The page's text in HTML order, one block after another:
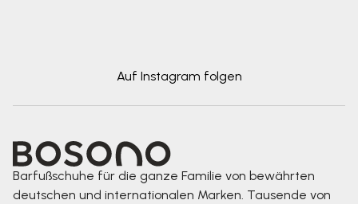
Auf Instagram folgen
Barfußschuhe für die ganze Familie von bewährten
deutschen und internationalen Marken. Tausende von